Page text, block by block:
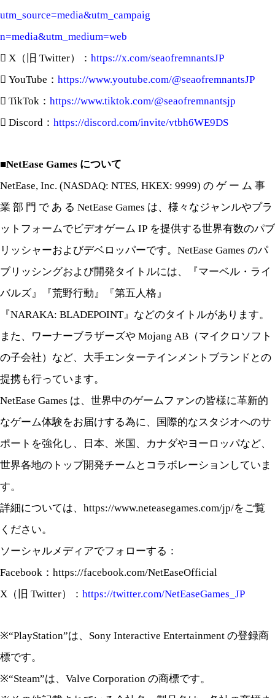
utm_source=media&utm_campaig
n=media&utm_medium=web
 X（旧 Twitter）： https://x.com/seaofremnantsJP
 YouTube： https://www.youtube.com/@seaofremnantsJP
 TikTok： https://www.tiktok.com/@seaofremnantsjp
 Discord： https://discord.com/invite/vtbh6WE9DS
■NetEase Games について
NetEase, Inc. (NASDAQ: NTES, HKEX: 9999) の ゲ ー ム 事
業 部 門 で あ る NetEase Games は、様々なジャンルやプラ
ットフォームでビデオゲーム IP を提供する世界有数のパブ
リッシャーおよびデベロッパーです。NetEase Games のパ
ブリッシングおよび開発タイトルには、『マーベル・ライ
バルズ』『荒野行動』『第五人格』
『NARAKA: BLADEPOINT』などのタイトルがあります。
また、ワーナーブラザーズや Mojang AB（マイクロソフト
の子会社）など、大手エンターテインメントブランドとの
提携も行っています。
NetEase Games は、世界中のゲームファンの皆様に革新的
なゲーム体験をお届けする為に、国際的なスタジオへのサ
ポートを強化し、日本、米国、カナダやヨーロッパなど、
世界各地のトップ開発チームとコラボレーションしていま
す。
詳細については、https://www.neteasegames.com/jp/をご覧
ください。
ソーシャルメディアでフォローする：
Facebook：https://facebook.com/NetEaseOfficial
X（旧 Twitter）： https://twitter.com/NetEaseGames_JP
※“PlayStation”は、Sony Interactive Entertainment の登録商
標です。
※“Steam”は、Valve Corporation の商標です。